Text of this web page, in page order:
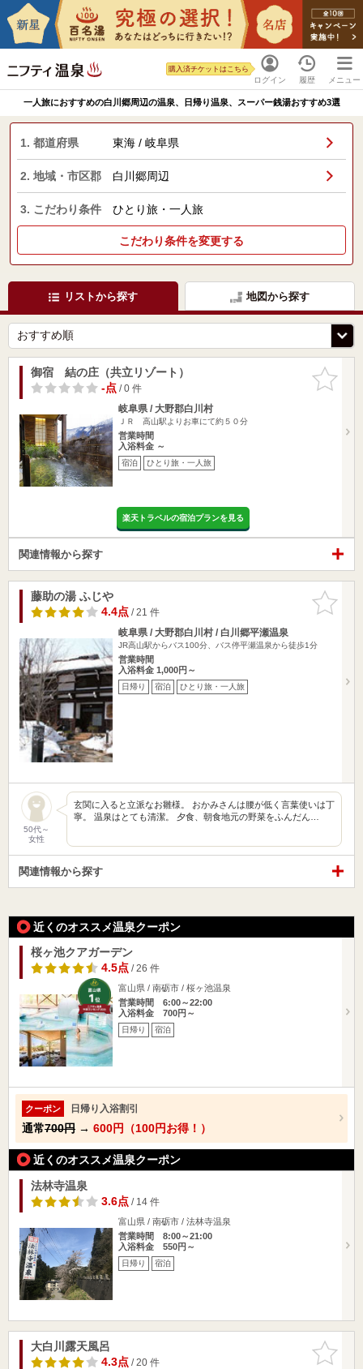
ログイン
購入済チケットはこちら
履歴 メニュー
一人旅におすすめの白川郷周辺の温泉、日帰り温泉、スーパー銭湯おすすめ3選
1. 都道府県 東海 / 岐阜県
2. 地域・市区郡 白川郷周辺
3. こだわり条件 ひとり旅・一人旅
こだわり条件を変更する
リストから探す 地図から探す
お気に入
りに追加
御宿 結の庄（共立リゾート）
-点/ 0 件
岐阜県 / 大野郡白川村
ＪＲ 高山駅よりお車にて約５０分
営業時間
入浴料金 ～
宿泊 ひとり旅・一人旅
楽天トラベルの宿泊プランを見る
関連情報から探す
お気に入
りに追加
藤助の湯 ふじや
4.4点/ 21 件
岐阜県 / 大野郡白川村 / 白川郷平瀬温泉
JR高山駅からバス100分、バス停平瀬温泉から徒歩1分
営業時間
入浴料金 1,000円～
日帰り 宿泊 ひとり旅・一人旅
50代～
女性
玄関に入ると立派なお雛様。 おかみさんは腰が低く言葉使いは丁
寧。 温泉はとても清潔。 夕食、朝食地元の野菜をふんだん…
関連情報から探す
近くのオススメ温泉クーポン
桜ヶ池クアガーデン
4.5点/ 26 件
富山県 / 南砺市 / 桜ヶ池温泉
営業時間 6:00～22:00
入浴料金 700円～
日帰り 宿泊
クーポン 日帰り入浴割引
通常700円 → 600円（100円お得！）
近くのオススメ温泉クーポン
法林寺温泉
3.6点/ 14 件
富山県 / 南砺市 / 法林寺温泉
営業時間 8:00～21:00
入浴料金 550円～
日帰り 宿泊
お気に入
りに追加
大白川露天風呂
4.3点/ 20 件